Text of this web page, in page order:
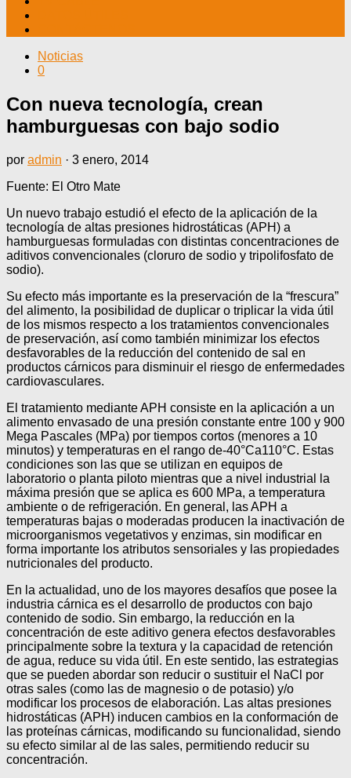
Noticias
0
Con nueva tecnología, crean
hamburguesas con bajo sodio
por admin · 3 enero, 2014
Fuente: El Otro Mate
Un nuevo trabajo estudió el efecto de la aplicación de la
tecnología de altas presiones hidrostáticas (APH) a
hamburguesas formuladas con distintas concentraciones de
aditivos convencionales (cloruro de sodio y tripolifosfato de
sodio).
Su efecto más importante es la preservación de la “frescura”
del alimento, la posibilidad de duplicar o triplicar la vida útil
de los mismos respecto a los tratamientos convencionales
de preservación, así como también minimizar los efectos
desfavorables de la reducción del contenido de sal en
productos cárnicos para disminuir el riesgo de enfermedades
cardiovasculares.
El tratamiento mediante APH consiste en la aplicación a un
alimento envasado de una presión constante entre 100 y 900
Mega Pascales (MPa) por tiempos cortos (menores a 10
minutos) y temperaturas en el rango de-40°Ca110°C. Estas
condiciones son las que se utilizan en equipos de
laboratorio o planta piloto mientras que a nivel industrial la
máxima presión que se aplica es 600 MPa, a temperatura
ambiente o de refrigeración. En general, las APH a
temperaturas bajas o moderadas producen la inactivación de
microorganismos vegetativos y enzimas, sin modificar en
forma importante los atributos sensoriales y las propiedades
nutricionales del producto.
En la actualidad, uno de los mayores desafíos que posee la
industria cárnica es el desarrollo de productos con bajo
contenido de sodio. Sin embargo, la reducción en la
concentración de este aditivo genera efectos desfavorables
principalmente sobre la textura y la capacidad de retención
de agua, reduce su vida útil. En este sentido, las estrategias
que se pueden abordar son reducir o sustituir el NaCl por
otras sales (como las de magnesio o de potasio) y/o
modificar los procesos de elaboración. Las altas presiones
hidrostáticas (APH) inducen cambios en la conformación de
las proteínas cárnicas, modificando su funcionalidad, siendo
su efecto similar al de las sales, permitiendo reducir su
concentración.